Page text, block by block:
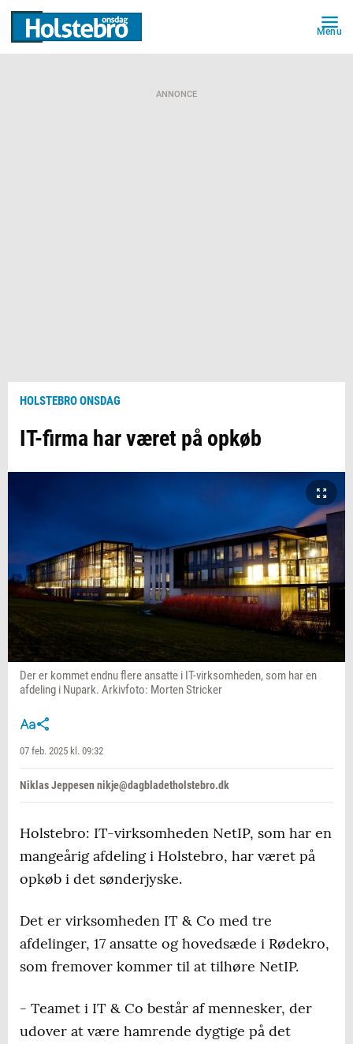
Menu
ANNONCE
HOLSTEBRO ONSDAG
IT-firma har været på opkøb
Der er kommet endnu flere ansatte i IT-virksomheden, som har en
afdeling i Nupark. Arkivfoto: Morten Stricker
07 feb. 2025 kl. 09:32
Niklas Jeppesen nikje@dagbladetholstebro.dk
Holstebro: IT-virksomheden NetIP, som har en
mangeårig afdeling i Holstebro, har været på
opkøb i det sønderjyske.
Det er virksomheden IT & Co med tre
afdelinger, 17 ansatte og hovedsæde i Rødekro,
som fremover kommer til at tilhøre NetIP.
- Teamet i IT & Co består af mennesker, der
udover at være hamrende dygtige på det